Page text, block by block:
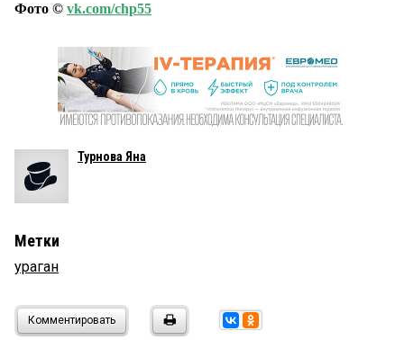
Фото © vk.com/chp55
Турнова Яна
Метки
ураган
Комментировать